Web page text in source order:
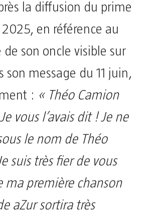
la diffusion du prime
en référence au
son oncle visible sur
son message du 11 juin,
: « Théo Camion
vous l’avais dit ! Je ne
le nom de Théo
suis très fier de vous
ma première chanson
aZur sortira très